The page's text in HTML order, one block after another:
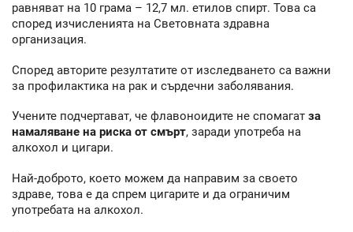
равняват на 10 грама – 12,7 мл. етилов спирт. Това са
според изчисленията на Световната здравна
организация.
Според авторите резултатите от изследването са важни
за профилактика на рак и сърдечни заболявания.
Учените подчертават, че флавоноидите не спомагат за
намаляване на риска от смърт, заради употреба на
алкохол и цигари.
Най-доброто, което можем да направим за своето
здраве, това е да спрем цигарите и да ограничим
употребата на алкохол.